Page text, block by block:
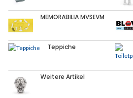
MEMORABILIA MVSEVM
Teppiche
Weitere Artikel